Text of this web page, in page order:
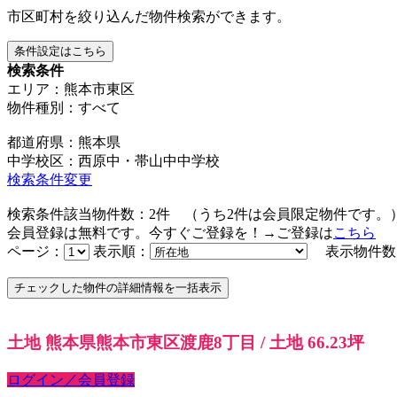
市区町村を絞り込んだ物件検索ができます。
条件設定はこちら
検索条件
エリア：熊本市東区
物件種別：すべて
都道府県：熊本県
中学校区：西原中・帯山中中学校
検索条件変更
検索条件該当物件数： 2件 （うち2件は会員限定物件です。）
会員登録は無料です。今すぐご登録を！→ご登録はこちら
ページ：
表示順： 表示物件数
土地 熊本県熊本市東区渡鹿8丁目 / 土地 66.23坪
ログイン／会員登録